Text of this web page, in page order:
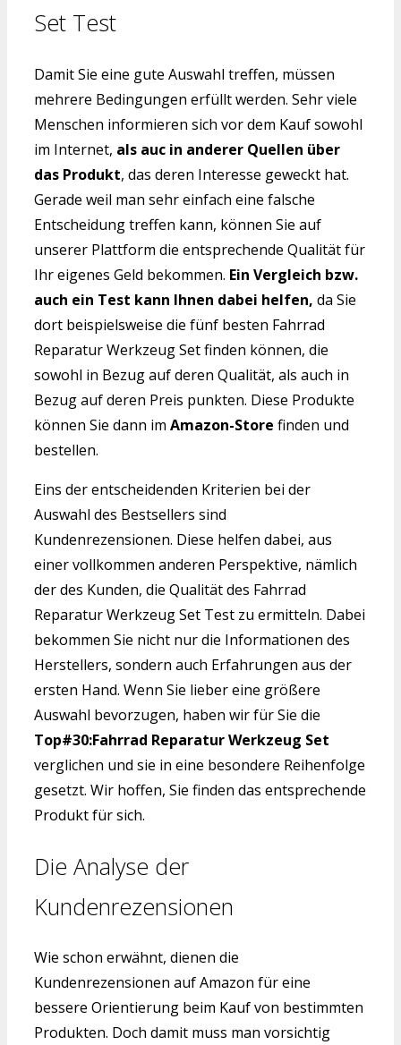
Set Test
Damit Sie eine gute Auswahl treffen, müssen
mehrere Bedingungen erfüllt werden. Sehr viele
Menschen informieren sich vor dem Kauf sowohl
im Internet, als auc in anderer Quellen über
das Produkt, das deren Interesse geweckt hat.
Gerade weil man sehr einfach eine falsche
Entscheidung treffen kann, können Sie auf
unserer Plattform die entsprechende Qualität für
Ihr eigenes Geld bekommen. Ein Vergleich bzw.
auch ein Test kann Ihnen dabei helfen, da Sie
dort beispielsweise die fünf besten Fahrrad
Reparatur Werkzeug Set finden können, die
sowohl in Bezug auf deren Qualität, als auch in
Bezug auf deren Preis punkten. Diese Produkte
können Sie dann im Amazon-Store finden und
bestellen.
Eins der entscheidenden Kriterien bei der
Auswahl des Bestsellers sind
Kundenrezensionen. Diese helfen dabei, aus
einer vollkommen anderen Perspektive, nämlich
der des Kunden, die Qualität des Fahrrad
Reparatur Werkzeug Set Test zu ermitteln. Dabei
bekommen Sie nicht nur die Informationen des
Herstellers, sondern auch Erfahrungen aus der
ersten Hand. Wenn Sie lieber eine größere
Auswahl bevorzugen, haben wir für Sie die
Top#30:Fahrrad Reparatur Werkzeug Set
verglichen und sie in eine besondere Reihenfolge
gesetzt. Wir hoffen, Sie finden das entsprechende
Produkt für sich.
Die Analyse der
Kundenrezensionen
Wie schon erwähnt, dienen die
Kundenrezensionen auf Amazon für eine
bessere Orientierung beim Kauf von bestimmten
Produkten. Doch damit muss man vorsichtig